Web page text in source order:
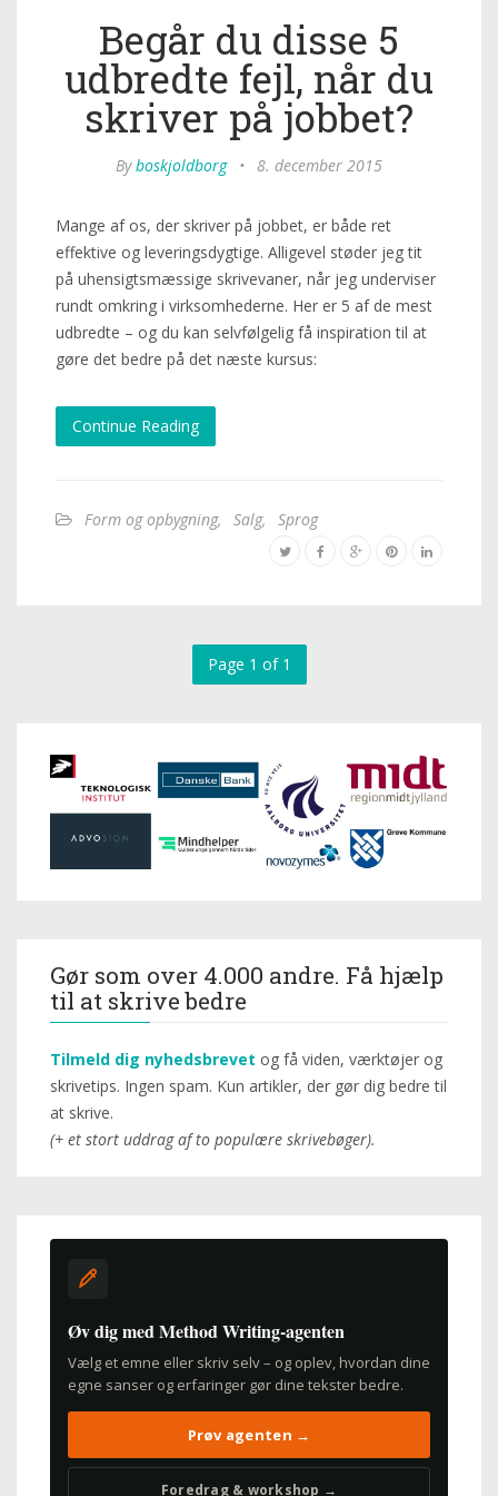
Begår du disse 5
udbredte fejl, når du
skriver på jobbet?
Byboskjoldborg • 8. december 2015
Mange af os, der skriver på jobbet, er både ret
effektive og leveringsdygtige. Alligevel støder jeg tit
på uhensigtsmæssige skrivevaner, når jeg underviser
rundt omkring i virksomhederne. Her er 5 af de mest
udbredte – og du kan selvfølgelig få inspiration til at
gøre det bedre på det næste kursus:
Continue Reading
Form og opbygning, Salg, Sprog
Page 1 of 1
Gør som over 4.000 andre. Få hjælp
til at skrive bedre
Tilmeld dig nyhedsbrevet og få viden, værktøjer og
skrivetips. Ingen spam. Kun artikler, der gør dig bedre til
at skrive.
(+ et stort uddrag af to populære skrivebøger).
Øv dig med Method Writing-agenten
Vælg et emne eller skriv selv – og oplev, hvordan dine
egne sanser og erfaringer gør dine tekster bedre.
Prøv agenten →
Foredrag & workshop →